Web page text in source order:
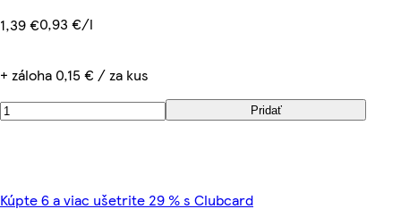
1,39 €0,93 €/l
+ záloha 0,15 € / za kus
Pridať
Kúpte 6 a viac ušetrite 29 % s Clubcard